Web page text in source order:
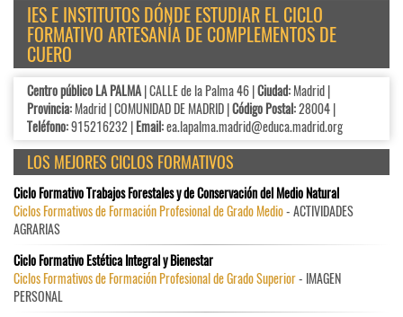
IES E INSTITUTOS DÓNDE ESTUDIAR EL CICLO
FORMATIVO ARTESANÍA DE COMPLEMENTOS DE
CUERO
Centro público LA PALMA| CALLE de la Palma 46 |Ciudad:Madrid |
Provincia:Madrid | COMUNIDAD DE MADRID |Código Postal:28004 |
Teléfono:915216232 |Email:ea.lapalma.madrid@educa.madrid.org
LOS MEJORES CICLOS FORMATIVOS
Ciclo Formativo Trabajos Forestales y de Conservación del Medio Natural
Ciclos Formativos de Formación Profesional de Grado Medio- ACTIVIDADES
AGRARIAS
Ciclo Formativo Estética Integral y Bienestar
Ciclos Formativos de Formación Profesional de Grado Superior- IMAGEN
PERSONAL